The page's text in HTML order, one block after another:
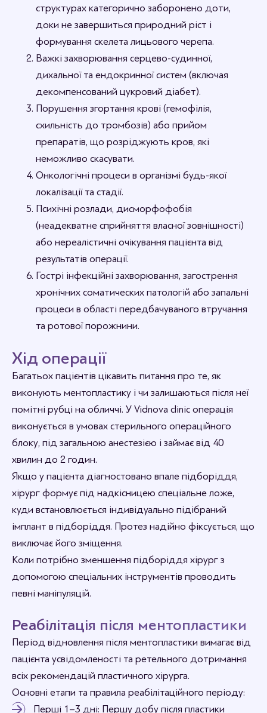
структурах категорично заборонено доти,
доки не завершиться природний ріст і
формування скелета лицьового черепа.
Важкі захворювання серцево-судинної,
дихальної та ендокринної систем (включая
декомпенсований цукровий діабет).
Порушення згортання крові (гемофілія,
схильність до тромбозів) або прийом
препаратів, що розріджують кров, які
неможливо скасувати.
Онкологічні процеси в організмі будь-якої
локалізації та стадії.
Психічні розлади, дисморфофобія
(неадекватне сприйняття власної зовнішності)
або нереалістичні очікування пацієнта від
результатів операції.
Гострі інфекційні захворювання, загострення
хронічних соматических патологій або запальні
процеси в області передбачуваного втручання
та ротової порожнини.
Хід операції
Багатьох пацієнтів цікавить питання про те, як
виконують ментопластику і чи залишаються після неї
помітні рубці на обличчі. У Vidnova clinic операція
виконується в умовах стерильного операційного
блоку, під загальною анестезією і займає від 40
хвилин до 2 годин.
Якщо у пацієнта діагностовано впале підборіддя,
хірург формує під надкісницею спеціальне ложе,
куди встановлюється індивідуально підібраний
імплант в підборіддя. Протез надійно фіксується, що
виключає його зміщення.
Коли потрібно зменшення підборіддя хірург з
допомогою спеціальних інструментів проводить
певні маніпуляцій.
Реабілітація після ментопластики
Період відновлення після ментопластики вимагає від
пацієнта усвідомленості та ретельного дотримання
всіх рекомендацій пластичного хірурга.
Основні етапи та правила реабілітаційного періоду:
Перші 1–3 дні: Першу добу після пластики